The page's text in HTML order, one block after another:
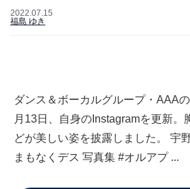
2022.07.15
福島 ゆき
ダンス＆ボーカルグループ・AAA
月13日、自身のInstagramを更新。
どが美しい姿を披露しました。 宇
まもなくデス 写真集 #オルアプ ...